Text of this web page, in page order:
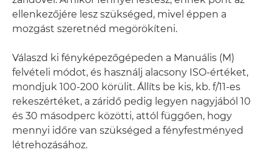
ellenkezőjére lesz szükséged, mivel éppen a
mozgást szeretnéd megörökíteni.
Válaszd ki fényképezőgépeden a Manuális (M)
felvételi módot, és használj alacsony ISO-értéket,
mondjuk 100-200 körülit. Állíts be kis, kb. f/11-es
rekeszértéket, a záridő pedig legyen nagyjából 10
és 30 másodperc közötti, attól függően, hogy
mennyi időre van szükséged a fényfestményed
létrehozásához.